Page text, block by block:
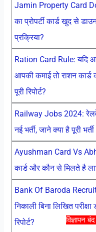
विज्ञापन
Jamin Property Card
का प्रोपर्टी कार्ड खुद से
प्रक्रिया?
Ration Card Rule: यदि
आपकी कमाई तो राशन कार्ड
पूरी रिपोर्ट?
Railway Jobs 2024:
नई भर्ती, जाने क्या है पूरी
Ayushman Card Vs
कार्ड और कौन से मिलते है
Bank Of Baroda
निकाली बिना लिखित
रिपोर्ट?